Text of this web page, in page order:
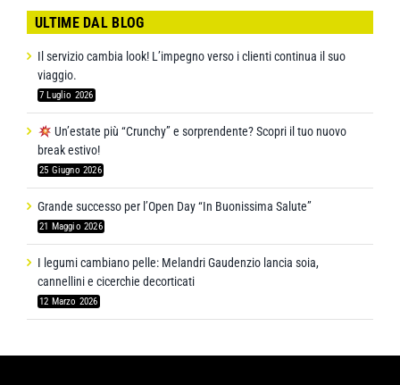
ULTIME DAL BLOG
Il servizio cambia look! L’impegno verso i clienti continua il suo
viaggio.
7 Luglio 2026
Un’estate più “Crunchy” e sorprendente? Scopri il tuo nuovo
break estivo!
25 Giugno 2026
Grande successo per l’Open Day “In Buonissima Salute”
21 Maggio 2026
I legumi cambiano pelle: Melandri Gaudenzio lancia soia,
cannellini e cicerchie decorticati
12 Marzo 2026